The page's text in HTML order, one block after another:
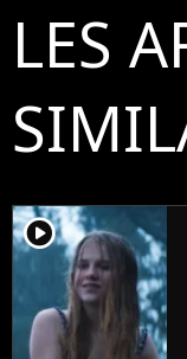
LES
player2